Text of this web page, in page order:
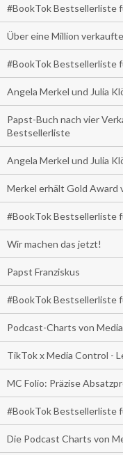
#BookTok Bestsellerliste
Über eine Million
#BookTok Bestsellerliste
Angela Merkel und Julia
Papst-Buch nach vier
Bestsellerliste
Angela Merkel und Julia
Merkel erhält Gold Award
#BookTok Bestsellerliste
Wir machen das jetzt!
Papst Franziskus
#BookTok Bestsellerliste
Podcast-Charts von
TikTok x Media Control -
MC Folio: Präzise
#BookTok Bestsellerliste
Die Podcast Charts von